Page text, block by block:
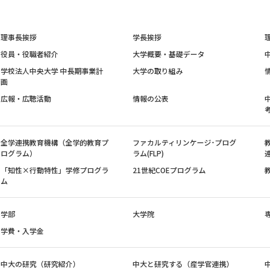
理事長挨拶 学長挨拶
役員・役職者紹介
大学概要・基礎データ
学校法人中央大学 中長期事業計
画
大学の取り組み
広報・広聴活動 情報の公表
全学連携教育機構（全学的教育プ
ログラム）
ファカルティリンケージ･プログ
ラム(FLP)
「知性×行動特性」学修プログラ
ム
21世紀COEプログラム
学部 大学院
学費・入学金
中大の研究（研究紹介） 中大と研究する（産学官連携）